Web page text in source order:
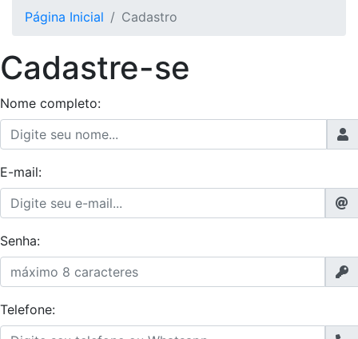
Página Inicial Cadastro
Cadastre-se
Nome completo:
E-mail:
Senha:
Telefone: